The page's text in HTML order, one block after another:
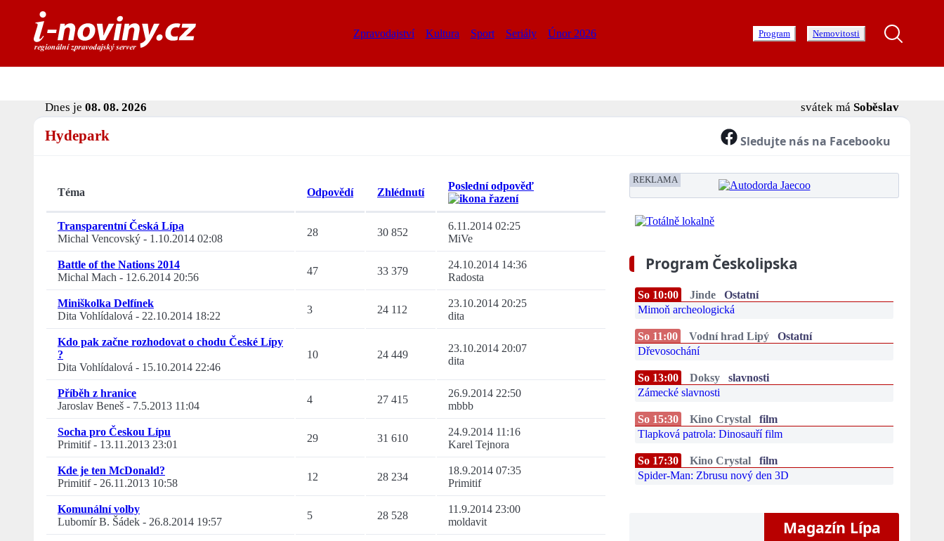
Zpravodajství Kultura Sport Seriály Únor 2026 Program Nemovitosti
Dnes je 08. 08. 2026 svátek má Soběslav
Hydepark Sledujte nás na Facebooku
Téma Odpovědí Zhlédnutí
Poslední odpověď
Transparentní Česká Lípa
Michal Vencovský - 1.10.2014 02:08
28 30 852
6.11.2014 02:25
MiVe
Battle of the Nations 2014
Michal Mach - 12.6.2014 20:56
47 33 379
24.10.2014 14:36
Radosta
Miniškolka Delfínek
Dita Vohlídalová - 22.10.2014 18:22
3 24 112
23.10.2014 20:25
dita
Kdo pak začne rozhodovat o chodu České Lípy
?
Dita Vohlídalová - 15.10.2014 22:46
10 24 449
23.10.2014 20:07
dita
Příběh z hranice
Jaroslav Beneš - 7.5.2013 11:04
4 27 415
26.9.2014 22:50
mbbb
Socha pro Českou Lípu
Primitif- 13.11.2013 23:01
29 31 610
24.9.2014 11:16
Karel Tejnora
Kde je ten McDonald?
Primitif- 26.11.2013 10:58
12 28 234
18.9.2014 07:35
Primitif
Komunální volby
Lubomír B. Šádek - 26.8.2014 19:57
5 28 528
11.9.2014 23:00
moldavit
REKLAMA
Program Českolipska
So 10:00 Jinde
Ostatní
Mimoň archeologická
So 11:00 Vodní hrad Lipý
Ostatní
Dřevosochání
So 13:00 Doksy
slavnosti
Zámecké slavnosti
So 15:30 Kino Crystal
film
Tlapková patrola: Dinosauří film
So 17:30 Kino Crystal
film
Spider-Man: Zbrusu nový den 3D
Magazín Lípa